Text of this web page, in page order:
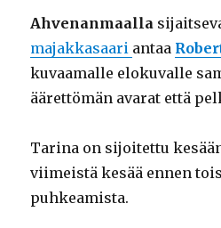
Ahvenanmaalla
majakkasaari antaa
kuvaamalle elokuvalle
äärettömän avarat että
Tarina on sijoitettu kesään
viimeistä kesää ennen
puhkeamista.